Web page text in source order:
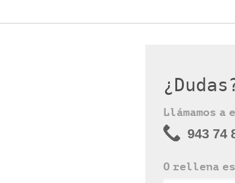
Llámamos a
943 74
O rellena